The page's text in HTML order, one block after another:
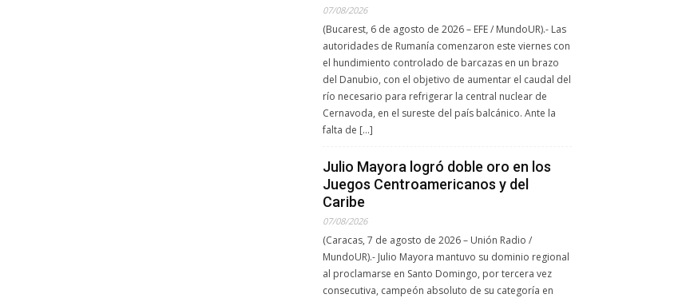
07/08/2026
(Bucarest, 6 de agosto de 2026 – EFE / MundoUR).- Las
autoridades de Rumanía comenzaron este viernes con
el hundimiento controlado de barcazas en un brazo
del Danubio, con el objetivo de aumentar el caudal del
río necesario para refrigerar la central nuclear de
Cernavoda, en el sureste del país balcánico. Ante la
falta de […]
Julio Mayora logró doble oro en los
Juegos Centroamericanos y del
Caribe
07/08/2026
(Caracas, 7 de agosto de 2026 – Unión Radio /
MundoUR).- Julio Mayora mantuvo su dominio regional
al proclamarse en Santo Domingo, por tercera vez
consecutiva, campeón absoluto de su categoría en